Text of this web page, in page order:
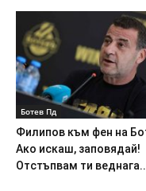
Ботев Пд
Филипов към фен на
Ако искаш, заповядай!
Отстъпвам ти